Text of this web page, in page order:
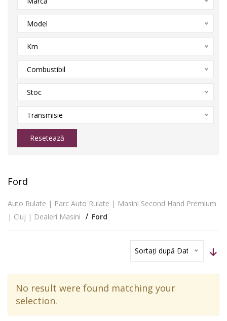
Model
Km
Combustibil
Stoc
Transmisie
Resetează
Ford
Auto Rulate | Parc Auto Rulate | Masini Second Hand Premium
| Cluj | Dealeri Masini
Ford
Sortați după Dată
No result were found matching your
selection.